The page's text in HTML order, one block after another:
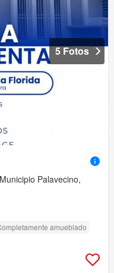
5 Fotos
Palavecino,
amueblado